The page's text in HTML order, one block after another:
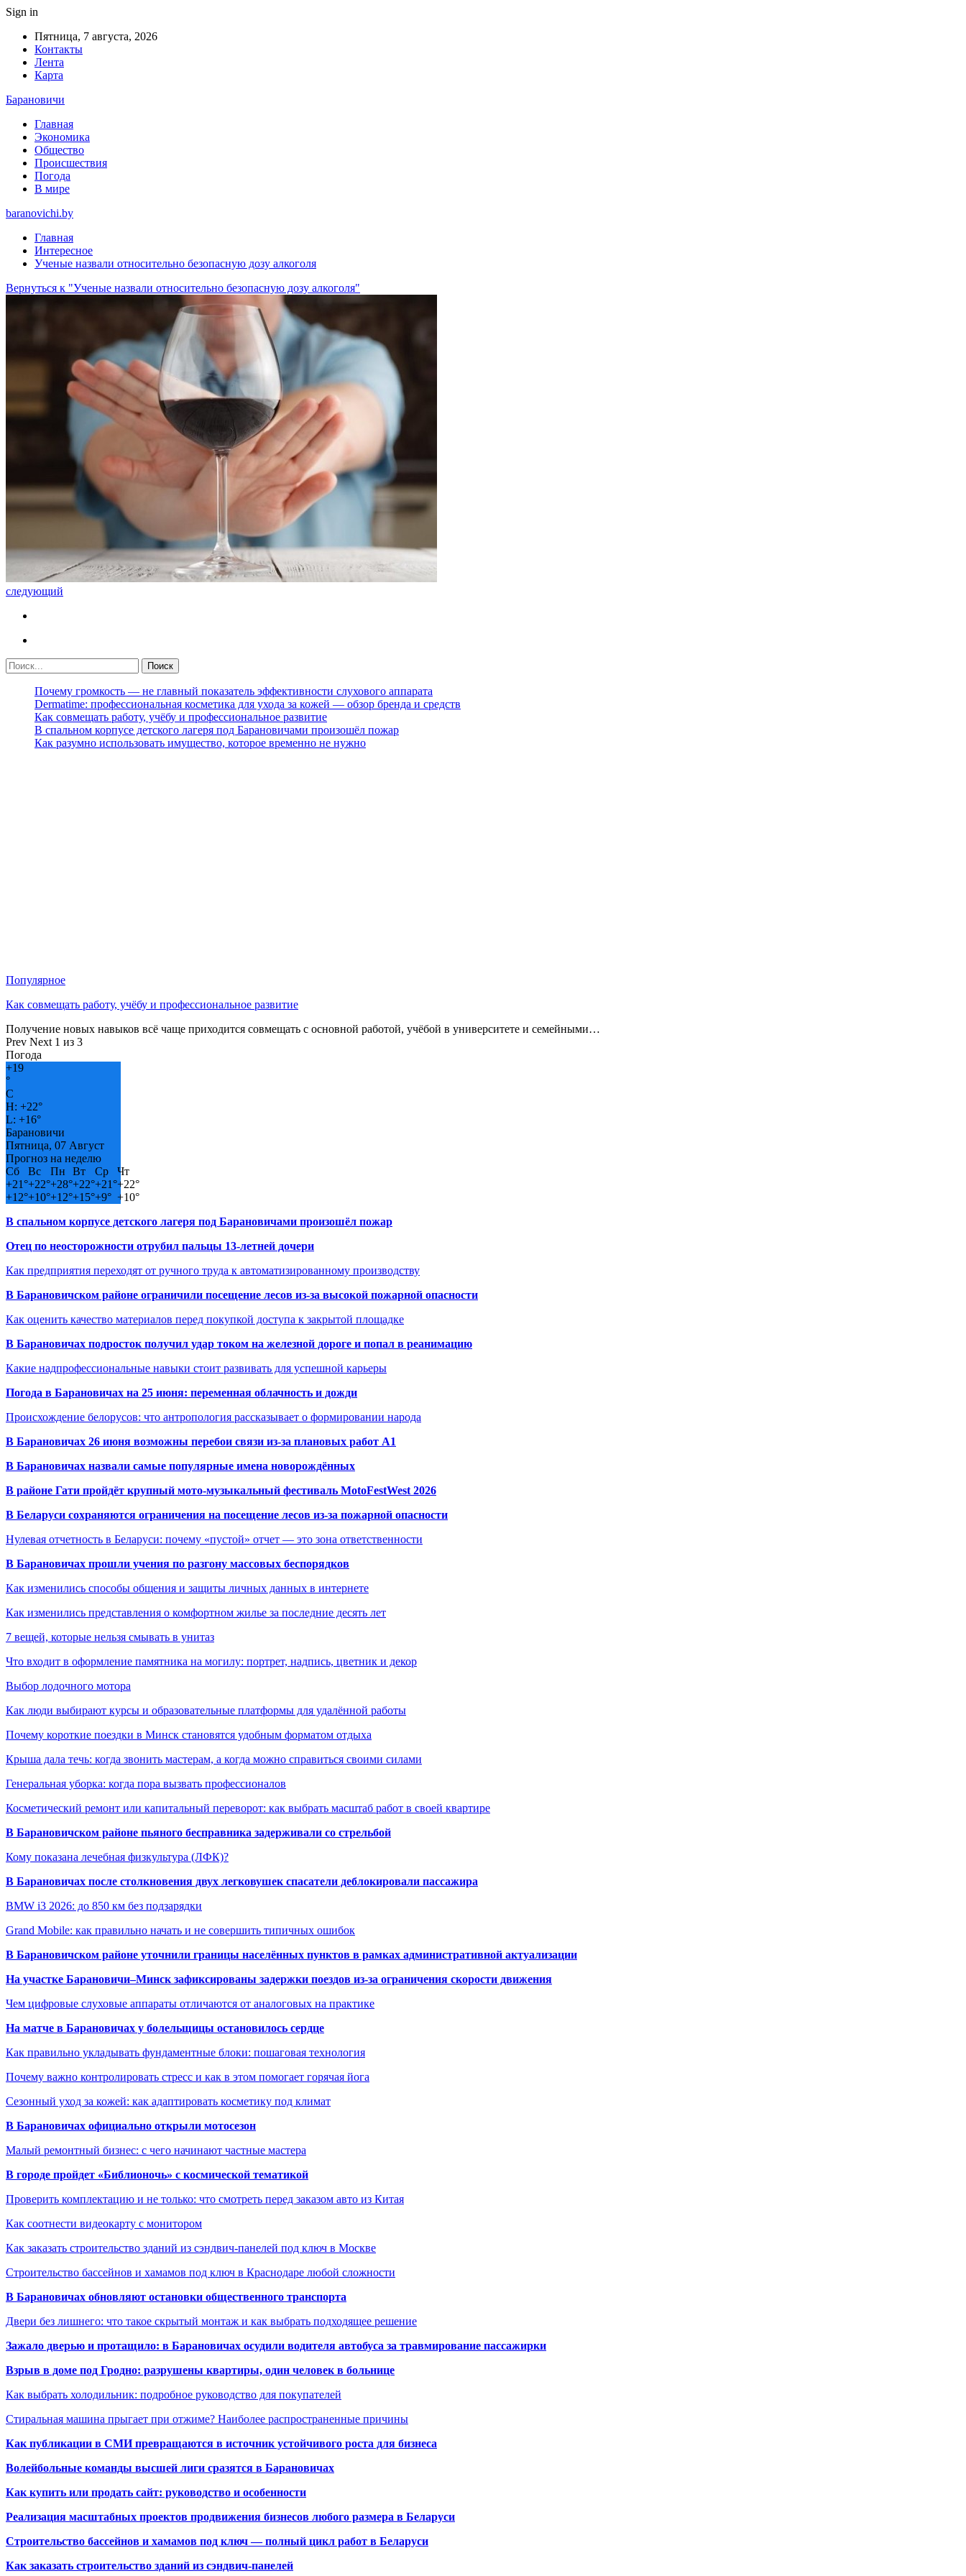
Sign in
Пятница, 7 августа, 2026
Контакты
Лента
Карта
Барановичи
Главная
Экономика
Общество
Происшествия
Погода
В мире
baranovichi.by
Главная
Интересное
Ученые назвали относительно безопасную дозу алкоголя
Вернуться к "Ученые назвали относительно безопасную дозу алкоголя"
следующий
Почему громкость — не главный показатель эффективности слухового аппарата
Dermatime: профессиональная косметика для ухода за кожей — обзор бренда и средств
Как совмещать работу, учёбу и профессиональное развитие
В спальном корпусе детского лагеря под Барановичами произошёл пожар
Как разумно использовать имущество, которое временно не нужно
Популярное
Как совмещать работу, учёбу и профессиональное развитие
Получение новых навыков всё чаще приходится совмещать с основной работой, учёбой в университете и семейными…
Prev Next 1 из 3
Погода
+19
°
C
H: +22°
L: +16°
Барановичи
Пятница, 07 Август
Прогноз на неделю
Сб
Вс Пн Вт Ср
Чт
+21°+22°+28°+22°+21°+22°
+12°+10°+12°+15°+9° +10°
В спальном корпусе детского лагеря под Барановичами произошёл пожар
Отец по неосторожности отрубил пальцы 13-летней дочери
Как предприятия переходят от ручного труда к автоматизированному производству
В Барановичском районе ограничили посещение лесов из-за высокой пожарной опасности
Как оценить качество материалов перед покупкой доступа к закрытой площадке
В Барановичах подросток получил удар током на железной дороге и попал в реанимацию
Какие надпрофессиональные навыки стоит развивать для успешной карьеры
Погода в Барановичах на 25 июня: переменная облачность и дожди
Происхождение белорусов: что антропология рассказывает о формировании народа
В Барановичах 26 июня возможны перебои связи из-за плановых работ A1
В Барановичах назвали самые популярные имена новорождённых
В районе Гати пройдёт крупный мото-музыкальный фестиваль MotoFestWest 2026
В Беларуси сохраняются ограничения на посещение лесов из-за пожарной опасности
Нулевая отчетность в Беларуси: почему «пустой» отчет — это зона ответственности
В Барановичах прошли учения по разгону массовых беспорядков
Как изменились способы общения и защиты личных данных в интернете
Как изменились представления о комфортном жилье за последние десять лет
7 вещей, которые нельзя смывать в унитаз
Что входит в оформление памятника на могилу: портрет, надпись, цветник и декор
Выбор лодочного мотора
Как люди выбирают курсы и образовательные платформы для удалённой работы
Почему короткие поездки в Минск становятся удобным форматом отдыха
Крыша дала течь: когда звонить мастерам, а когда можно справиться своими силами
Генеральная уборка: когда пора вызвать профессионалов
Косметический ремонт или капитальный переворот: как выбрать масштаб работ в своей квартире
В Барановичском районе пьяного бесправника задерживали со стрельбой
Кому показана лечебная физкультура (ЛФК)?
В Барановичах после столкновения двух легковушек спасатели деблокировали пассажира
BMW i3 2026: до 850 км без подзарядки
Grand Mobile: как правильно начать и не совершить типичных ошибок
В Барановичском районе уточнили границы населённых пунктов в рамках административной актуализации
На участке Барановичи–Минск зафиксированы задержки поездов из-за ограничения скорости движения
Чем цифровые слуховые аппараты отличаются от аналоговых на практике
На матче в Барановичах у болельщицы остановилось сердце
Как правильно укладывать фундаментные блоки: пошаговая технология
Почему важно контролировать стресс и как в этом помогает горячая йога
Сезонный уход за кожей: как адаптировать косметику под климат
В Барановичах официально открыли мотосезон
Малый ремонтный бизнес: с чего начинают частные мастера
В городе пройдет «Библионочь» с космической тематикой
Проверить комплектацию и не только: что смотреть перед заказом авто из Китая
Как соотнести видеокарту с монитором
Как заказать строительство зданий из сэндвич-панелей под ключ в Москве
Строительство бассейнов и хамамов под ключ в Краснодаре любой сложности
В Барановичах обновляют остановки общественного транспорта
Двери без лишнего: что такое скрытый монтаж и как выбрать подходящее решение
Зажало дверью и протащило: в Барановичах осудили водителя автобуса за травмирование пассажирки
Взрыв в доме под Гродно: разрушены квартиры, один человек в больнице
Как выбрать холодильник: подробное руководство для покупателей
Стиральная машина прыгает при отжиме? Наиболее распространенные причины
Как публикации в СМИ превращаются в источник устойчивого роста для бизнеса
Волейбольные команды высшей лиги сразятся в Барановичах
Как купить или продать сайт: руководство и особенности
Реализация масштабных проектов продвижения бизнесов любого размера в Беларуси
Строительство бассейнов и хамамов под ключ — полный цикл работ в Беларуси
Как заказать строительство зданий из сэндвич-панелей